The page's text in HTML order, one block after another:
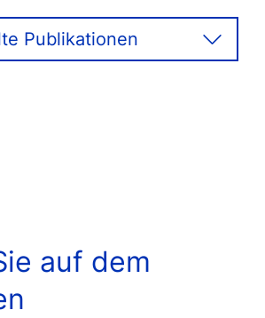
Publikationen
auf dem